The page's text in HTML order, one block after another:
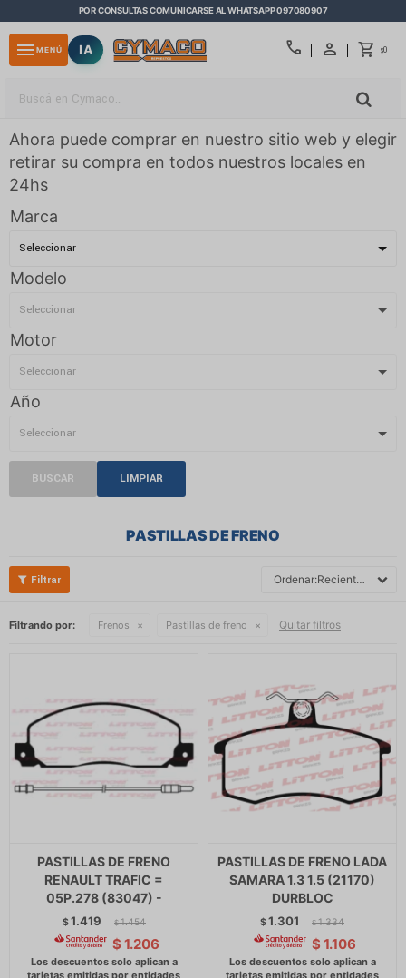
POR CONSULTAS COMUNICARSE AL WHATSAPP 097080907
call $0
menu MENÚ IA
Ahora puede comprar en nuestro sitio web y elegir
retirar su compra en todos nuestros locales en
24hs
Marca
Modelo
Motor
Año
BUSCAR LIMPIAR
PASTILLAS DE FRENO
Recientes
Filtrando por: Frenos Pastillas de freno Quitar filtros
PASTILLAS DE FRENO
RENAULT TRAFIC =
05P.278 (83047) -
$1.419 $ 1.454
$ 1.206
PASTILLAS DE FRENO LADA
SAMARA 1.3 1.5 (21170)
DURBLOC
$1.301 $ 1.334
$ 1.106
close